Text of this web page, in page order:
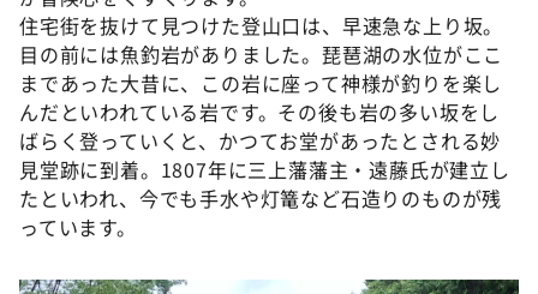
住宅街を抜けて見つけた登山口は、早速急な上り坂。
目の前には魚釣岩がありました。琵琶湖の水位がここ
まであった大昔に、この岩に座って神様が釣りを楽し
んだといわれている岩です。その後も岩の多い坂をし
ばらく登っていくと、かつてお堂があったとされる妙
見堂跡に到着。1807年に三上藩藩主・遠藤氏が建立し
たといわれ、今でも手水や灯篭など石造りのものが残
っています。